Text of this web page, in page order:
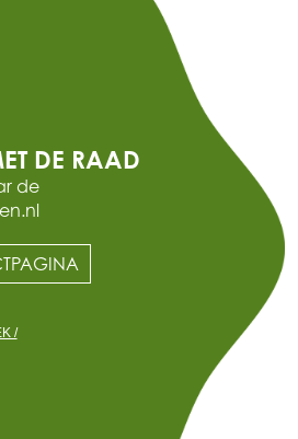
DE RAAD
de
/